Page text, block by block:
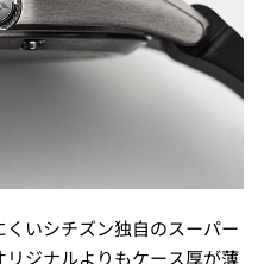
いシチズン独自のスーパー
ジナルよりもケース厚が薄